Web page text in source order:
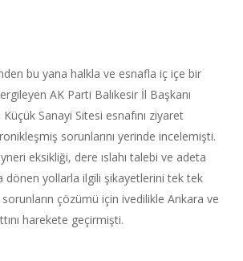
bu yana halkla ve esnafla iç içe bir
AK Parti Balıkesir İl Başkanı
Sanayi Sitesi esnafını ziyaret
sorunlarını yerinde incelemişti.
eksikliği, dere ıslahı talebi ve adeta
dönen yollarla ilgili şikayetlerini tek tek
çözümü için ivedilikle Ankara ve
harekete geçirmişti.